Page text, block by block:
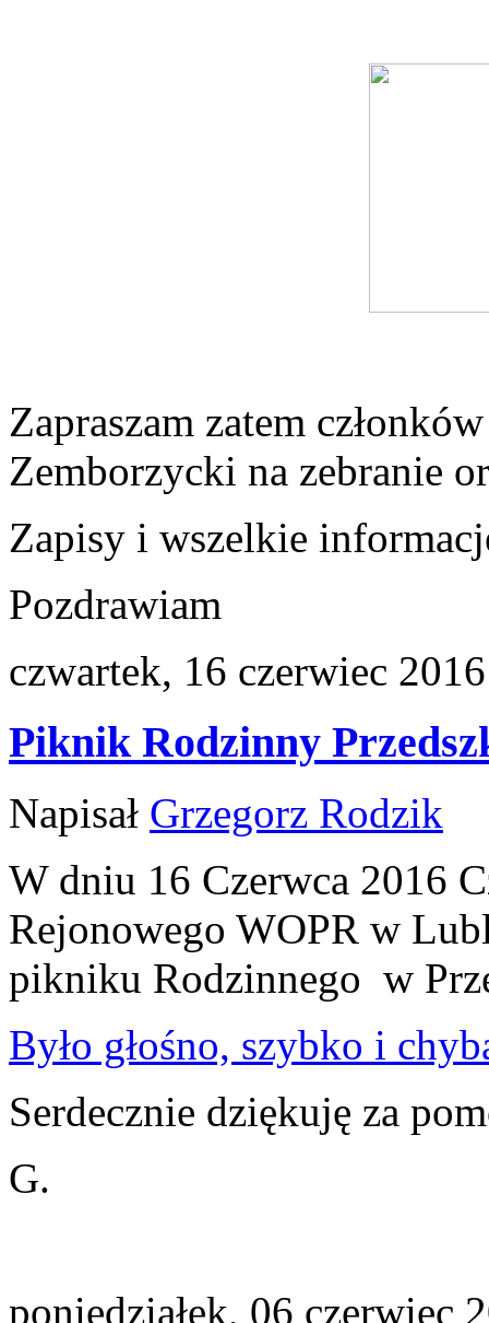
Zapraszam zatem
Zemborzycki na zebranie
Zapisy i wszelkie
Pozdrawiam
czwartek, 16 czerwiec
Piknik Rodzinny
Napisał Grzegorz Rodzik
W dniu 16 Czerwca 2016
Rejonowego WOPR w
pikniku Rodzinnego w
Było głośno, szybko i
Serdecznie dziękuję za
G.
poniedziałek, 06 czerwiec